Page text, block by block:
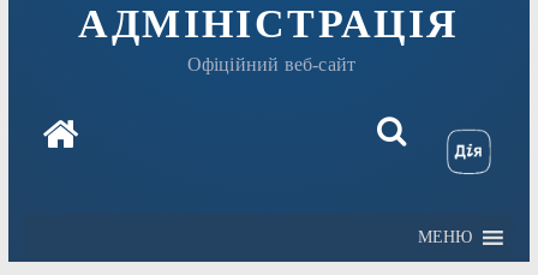
АДМІНІСТРАЦІЯ
Офіційний веб-сайт
МЕНЮ